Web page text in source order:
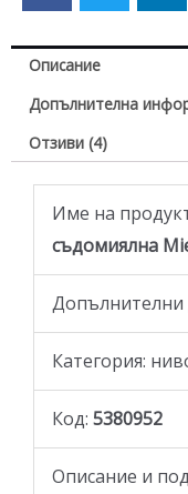
Описание
Допълнителна
Отзиви (4)
Име на
съдомиялна
Допълнителни
Категория:
Код: 5380952
Описание и